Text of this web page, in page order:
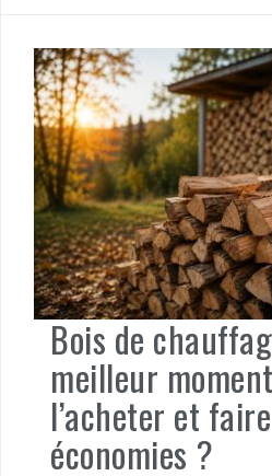
Bois de
meilleur
l’acheter et
économies ?